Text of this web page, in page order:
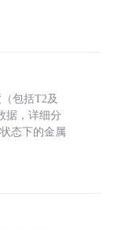
包括T2及
据，详细分
态下的金属